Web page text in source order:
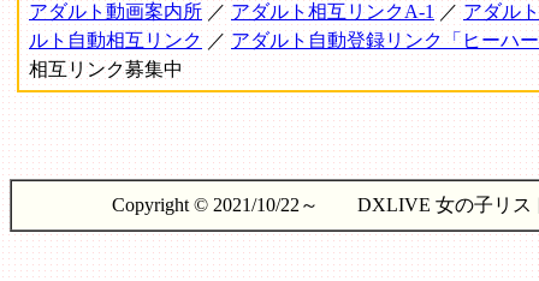
アダルト動画案内所 ／ アダルト相互リンクA-1 ／アダル
ルト自動相互リンク ／ アダルト自動登録リンク「ヒーハ
相互リンク募集中
Copyright © 2021/10/22～ DXLIVE 女の子